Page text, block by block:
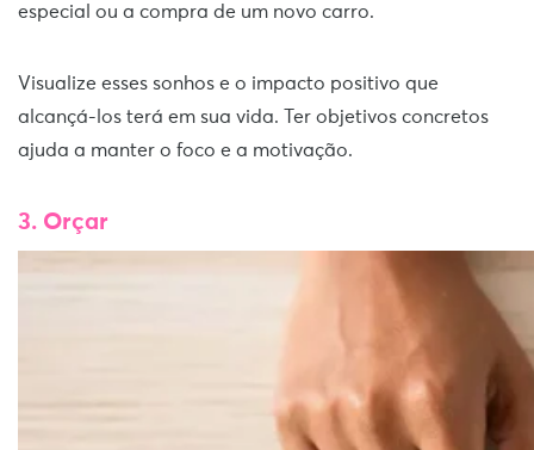
especial ou a compra de um novo carro.
Visualize esses sonhos e o impacto positivo que
alcançá-los terá em sua vida. Ter objetivos concretos
ajuda a manter o foco e a motivação.
3. Orçar